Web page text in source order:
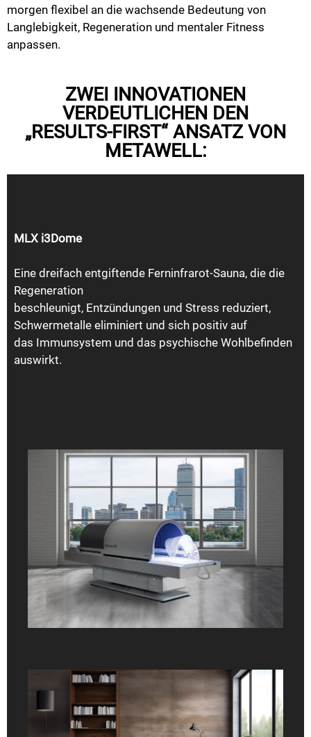
morgen flexibel an die wachsende Bedeutung von
Langlebigkeit, Regeneration und mentaler Fitness
anpassen.
ZWEI INNOVATIONEN
VERDEUTLICHEN DEN
„RESULTS-FIRST“ ANSATZ VON
METAWELL:
MLX i3Dome
Eine dreifach entgiftende Ferninfrarot-Sauna, die die
Regeneration
beschleunigt, Entzündungen und Stress reduziert,
Schwermetalle eliminiert und sich positiv auf
das Immunsystem und das psychische Wohlbefinden
auswirkt.